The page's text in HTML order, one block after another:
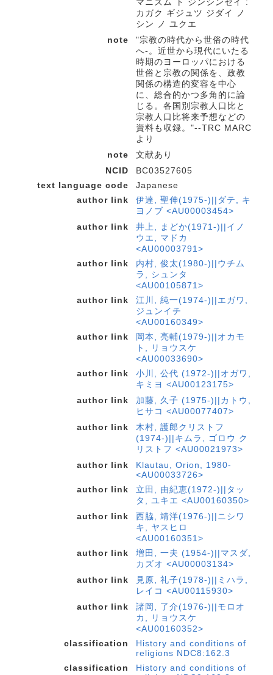
カガク ギジュツ ジダイ ノ
シン ノ ユクエ
note
"宗教の時代から世俗の時代
へ-。近世から現代にいたる
時期のヨーロッパにおける
世俗と宗教の関係を、政教
関係の構造的変容を中心
に、総合的かつ多角的に論
じる。各国別宗教人口比と
宗教人口比将来予想などの
資料も収録。"--TRC MARC
より
note
文献あり
NCID
BC03527605
text language code
Japanese
author link
伊達, 聖伸(1975-)||ダテ, キ
ヨノブ <AU00003454>
author link
井上, まどか(1971-)||イノ
ウエ, マドカ
<AU00003791>
author link
内村, 俊太(1980-)||ウチム
ラ, シュンタ
<AU00105871>
author link
江川, 純一(1974-)||エガワ,
ジュンイチ
<AU00160349>
author link
岡本, 亮輔(1979-)||オカモ
ト, リョウスケ
<AU00033690>
author link
小川, 公代 (1972-)||オガワ,
キミヨ <AU00123175>
author link
加藤, 久子 (1975-)||カトウ,
ヒサコ <AU00077407>
author link
木村, 護郎クリストフ
(1974-)||キムラ, ゴロウ ク
リストフ <AU00021973>
author link
Klautau, Orion, 1980-
<AU00033726>
author link
立田, 由紀恵(1972-)||タッ
タ, ユキエ <AU00160350>
author link
西脇, 靖洋(1976-)||ニシワ
キ, ヤスヒロ
<AU00160351>
author link
増田, 一夫 (1954-)||マスダ,
カズオ <AU00003134>
author link
見原, 礼子(1978-)||ミハラ,
レイコ <AU00115930>
author link
諸岡, 了介(1976-)||モロオ
カ, リョウスケ
<AU00160352>
classification
History and conditions of
religions NDC8:162.3
classification
History and conditions of